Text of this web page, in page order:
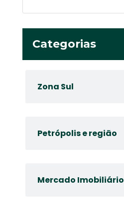
Categorias
Zona Sul
Petrópolis e região
Mercado Imobiliário